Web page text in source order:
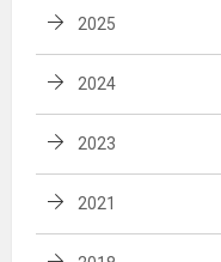
2025
2024
2023
2021